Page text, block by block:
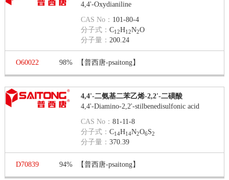
4,4'-Oxydianiline
CAS No： 101-80-4
分子式：C12H12N2O
分子量：200.24
O60022 98% 【普西唐-psaitong】
4,4'-二氨基二苯乙烯-2,2'-二磺酸
4,4'-Diamino-2,2'-stilbenedisulfonic acid
CAS No：81-11-8
分子式：C14H14N2O6S2
分子量：370.39
D70839 94% 【普西唐-psaitong】